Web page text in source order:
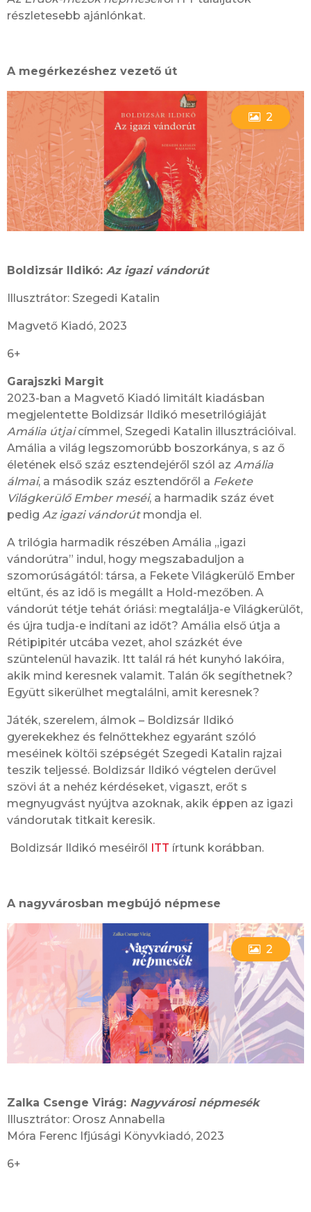
részletesebb ajánlónkat.
A megérkezéshez vezető út
2
Boldizsár Ildikó: Az igazi vándorút
Illusztrátor: Szegedi Katalin
Magvető Kiadó, 2023
6+
Garajszki Margit
2023-ban a Magvető Kiadó limitált kiadásban
megjelentette Boldizsár Ildikó mesetrilógiáját
Amália útjaicímmel, Szegedi Katalin illusztrációival.
Amália a világ legszomorúbb boszorkánya, s az ő
életének első száz esztendejéről szól az Amália
álmai, a második száz esztendőről a Fekete
Világkerülő Ember meséi, a harmadik száz évet
pedig Az igazi vándorútmondja el.
A trilógia harmadik részében Amália „igazi
vándorútra” indul, hogy megszabaduljon a
szomorúságától: társa, a Fekete Világkerülő Ember
eltűnt, és az idő is megállt a Hold-mezőben. A
vándorút tétje tehát óriási: megtalálja-e Világkerülőt,
és újra tudja-e indítani az időt? Amália első útja a
Rétipipitér utcába vezet, ahol százkét éve
szüntelenül havazik. Itt talál rá hét kunyhó lakóira,
akik mind keresnek valamit. Talán ők segíthetnek?
Együtt sikerülhet megtalálni, amit keresnek?
Játék, szerelem, álmok – Boldizsár Ildikó
gyerekekhez és felnőttekhez egyaránt szóló
meséinek költői szépségét Szegedi Katalin rajzai
teszik teljessé. Boldizsár Ildikó végtelen derűvel
szövi át a nehéz kérdéseket, vigaszt, erőt s
megnyugvást nyújtva azoknak, akik éppen az igazi
vándorutak titkait keresik.
Boldizsár Ildikó meséiről ITT írtunk korábban.
A nagyvárosban megbújó népmese
2
Zalka Csenge Virág: Nagyvárosi népmesék
Illusztrátor: Orosz Annabella
Móra Ferenc Ifjúsági Könyvkiadó, 2023
6+